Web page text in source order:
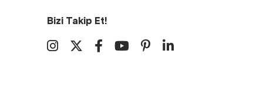
Bizi Takip Et!